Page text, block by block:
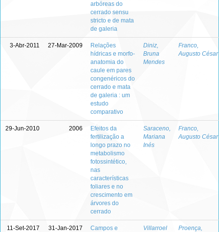
arbóreas do
cerrado sensu
stricto e de mata
de galeria
3-Abr-2011 27-Mar-2009
Relações
hídricas e morfo-
anatomia do
caule em pares
congenéricos do
cerrado e mata
de galeria : um
estudo
comparativo
Diniz,
Bruna
Mendes
Franco,
Augusto César
29-Jun-2010 2006
Efeitos da
fertilização a
longo prazo no
metabolismo
fotossintético,
nas
características
foliares e no
crescimento em
árvores do
cerrado
Saraceno,
Mariana
Inés
Franco,
Augusto César
11-Set-2017 31-Jan-2017
Campos e
Villarroel
Proença,